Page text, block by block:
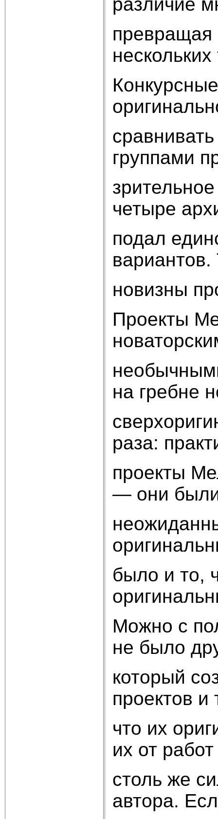
превращая
группами
четыре
подал
новизны
Проекты
на гребне
раза:
проекты
— они
было и то,
Можно с
не было
который
проектов и
что их
их от
столь же
автора.